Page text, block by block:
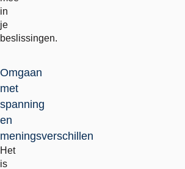
in
je
beslissingen.
Omgaan
met
spanning
en
meningsverschillen
Het
is